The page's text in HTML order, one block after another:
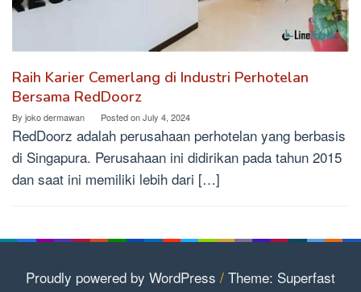
Raih Karier Cemerlang di Industri Perhotelan
Bersama RedDoorz
By joko dermawan Posted onJuly 4, 2024
RedDoorz adalah perusahaan perhotelan yang berbasis
di Singapura. Perusahaan ini didirikan pada tahun 2015
dan saat ini memiliki lebih dari […]
Proudly powered by WordPress / Theme: Superfast